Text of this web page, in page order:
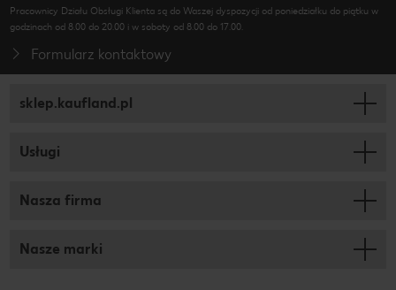
Pracownicy Działu Obsługi Klienta są do Waszej dyspozycji od poniedziałku do piątku w
godzinach od 8.00 do 20.00 i w soboty od 8.00 do 17.00.
Formularz kontaktowy
sklep.kaufland.pl
Usługi
Nasza firma
Nasze marki